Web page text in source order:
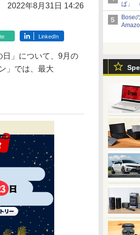
ば」
Bose
2022年8月31日 14:26
LinkedIn
」について、9月の
」では、最大